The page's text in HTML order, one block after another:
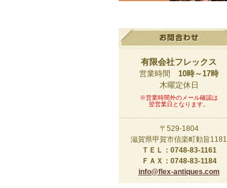
有限会社フレックス
営業時間 10時～17時
木曜定休日
※営業時間外のメール確認は
翌営業日となります。
〒529-1804
滋賀県甲賀市信楽町勅旨1181
ＴＥＬ：0748-83-1161
ＦＡＸ：0748-83-1184
info@flex-antiques.com